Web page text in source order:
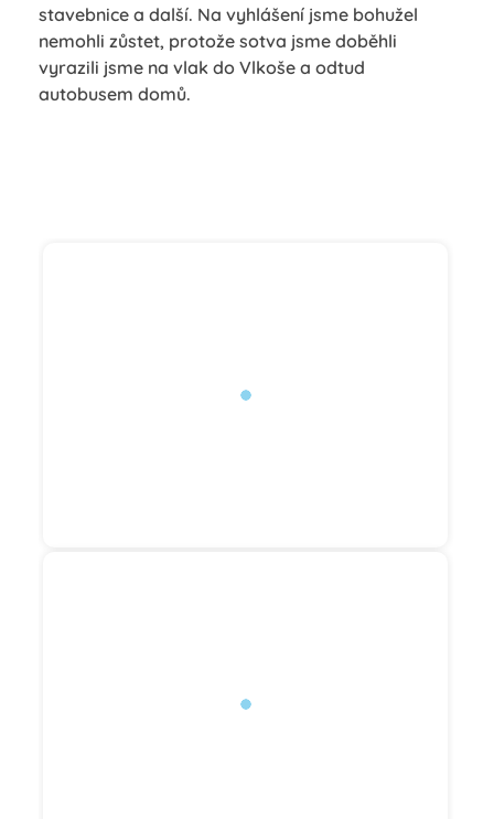
stavebnice a další. Na vyhlášení jsme bohužel
nemohli zůstet, protože sotva jsme doběhli
vyrazili jsme na vlak do Vlkoše a odtud
autobusem domů.